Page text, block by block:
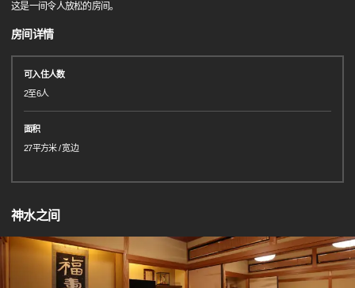
这是一间令人放松的房间。
房间详情
可入住人数
2至6人
面积
27平方米 / 宽边
神水之间